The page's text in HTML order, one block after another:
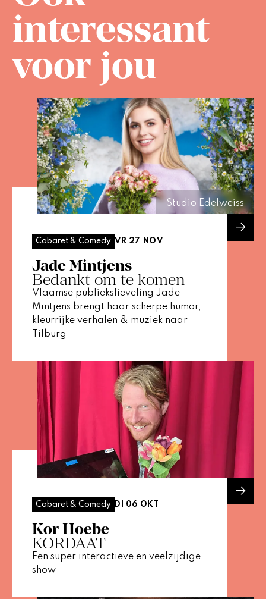
interessant
voor jou
Cabaret & Comedy VR 27 NOV
Jade Mintjens
Bedankt om te komen
Vlaamse publiekslieveling Jade
Mintjens brengt haar scherpe humor,
kleurrijke verhalen & muziek naar
Tilburg
Studio Edelweiss
Cabaret & Comedy DI 06 OKT
Kor Hoebe
KORDAAT
Een super interactieve en veelzijdige
show